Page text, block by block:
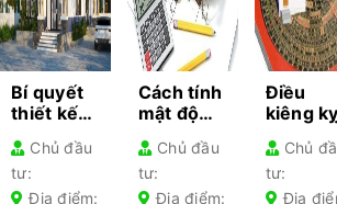
Bí quyết
thiết kế
cho từng
loại nhà
phổ biến-
Chủ đầu
tư:
Địa điểm:
Cách tính
mật độ
– Hướng
dẫn chi
tiết cho
Chủ đầu
tư:
Địa điểm:
Điều
kiêng kỵ
nhà gia
chủ lần
đầu xây
Chủ
tư:
Địa